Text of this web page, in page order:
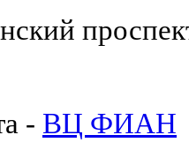
- ВЦ ФИАН